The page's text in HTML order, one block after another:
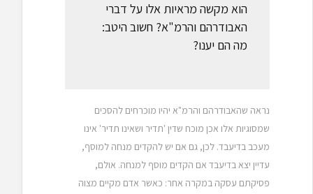
הוא מקשה מראיות אלו על דברי
האבודרהם והרמ"א? חשוב היטב:
מה הם יענו?
נראה שהאבודרהם והרמ"א יהיו מוכרחים להסכים
שמסוגיות אלו אכן מוכח שדין 'תדיר ושאינו תדיר' אינו
מעכב בדיעבד. לכן, גם אם יש להקדים מנחה למוסף,
עדיין יצא בדיעבד אם הקדים מוסף למנחה. אולם,
פסיקתם עסקה במקרה אחר: כאשר אדם מקיים מצוה